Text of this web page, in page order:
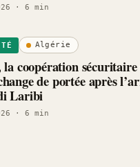
· 6 min
Algérie
coopération sécuritaire
de portée après
Laribi
· 6 min